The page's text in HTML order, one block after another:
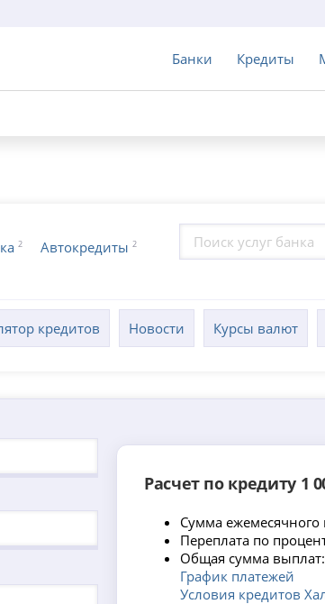
Банки Кредиты
2 Автокредиты 2
кредитов Новости Курсы валют
Расчет по кредиту 1
Сумма ежемесячного
Переплата по
Общая сумма выплат:
График платежей
Условия кредитов